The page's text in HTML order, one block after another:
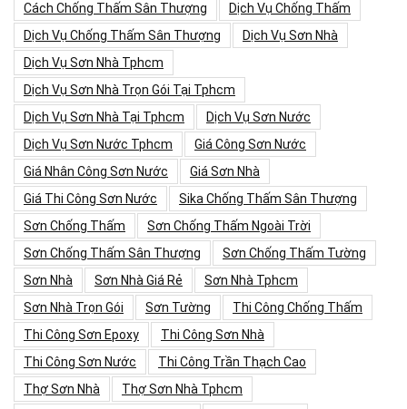
Cách Chống Thấm Sân Thượng
Dịch Vụ Chống Thấm
Dịch Vụ Chống Thấm Sân Thượng
Dịch Vụ Sơn Nhà
Dịch Vụ Sơn Nhà Tphcm
Dịch Vụ Sơn Nhà Trọn Gói Tại Tphcm
Dịch Vụ Sơn Nhà Tại Tphcm
Dịch Vụ Sơn Nước
Dịch Vụ Sơn Nước Tphcm
Giá Công Sơn Nước
Giá Nhân Công Sơn Nước
Giá Sơn Nhà
Giá Thi Công Sơn Nước
Sika Chống Thấm Sân Thượng
Sơn Chống Thấm
Sơn Chống Thấm Ngoài Trời
Sơn Chống Thấm Sân Thượng
Sơn Chống Thấm Tường
Sơn Nhà
Sơn Nhà Giá Rẻ
Sơn Nhà Tphcm
Sơn Nhà Trọn Gói
Sơn Tường
Thi Công Chống Thấm
Thi Công Sơn Epoxy
Thi Công Sơn Nhà
Thi Công Sơn Nước
Thi Công Trần Thạch Cao
Thợ Sơn Nhà
Thợ Sơn Nhà Tphcm